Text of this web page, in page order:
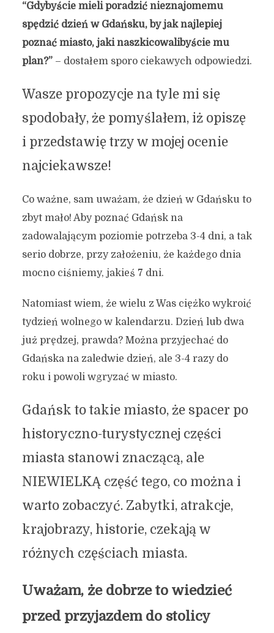
“Gdybyście mieli poradzić nieznajomemu
spędzić dzień w Gdańsku, by jak najlepiej
poznać miasto, jaki naszkicowalibyście mu
plan?”– dostałem sporo ciekawych odpowiedzi.
Wasze propozycje na tyle mi się
spodobały, że pomyślałem, iż opiszę
i przedstawię trzy w mojej ocenie
najciekawsze!
Co ważne, sam uważam, że dzień w Gdańsku to
zbyt mało! Aby poznać Gdańsk na
zadowalającym poziomie potrzeba 3-4 dni, a tak
serio dobrze, przy założeniu, że każdego dnia
mocno ciśniemy, jakieś 7 dni.
Natomiast wiem, że wielu z Was ciężko wykroić
tydzień wolnego w kalendarzu. Dzień lub dwa
już prędzej, prawda? Można przyjechać do
Gdańska na zaledwie dzień, ale 3-4 razy do
roku i powoli wgryzać w miasto.
Gdańsk to takie miasto, że spacer po
historyczno-turystycznej części
miasta stanowi znaczącą, ale
NIEWIELKĄ część tego, co można i
warto zobaczyć. Zabytki, atrakcje,
krajobrazy, historie, czekają w
różnych częściach miasta.
Uważam, że dobrze to wiedzieć
przed przyjazdem do stolicy